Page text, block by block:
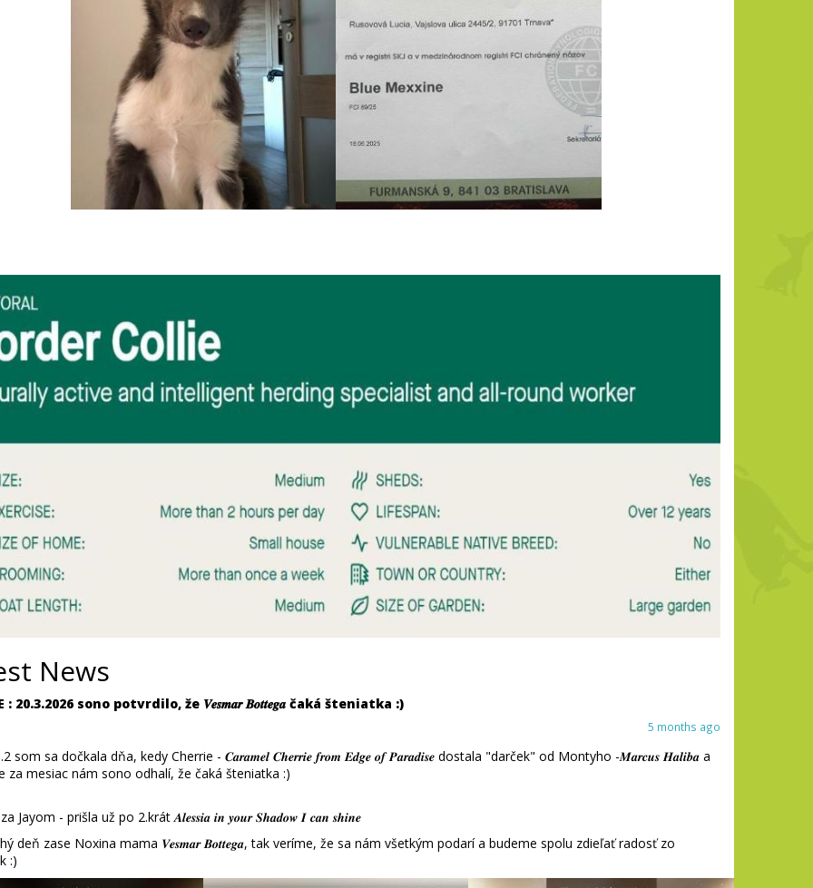
News
5 months ago
: 20.3.2026 sono potvrdilo, že 𝑽𝒆𝒔𝒎𝒂𝒓 𝑩𝒐𝒕𝒕𝒆𝒈𝒂 čaká šteniatka :)
som sa dočkala dňa, kedy Cherrie - 𝑪𝒂𝒓𝒂𝒎𝒆𝒍 𝑪𝒉𝒆𝒓𝒓𝒊𝒆 𝒇𝒓𝒐𝒎 𝑬𝒅𝒈𝒆 𝒐𝒇 𝑷𝒂𝒓𝒂𝒅𝒊𝒔𝒆 dostala "darček" od Montyho -𝑴𝒂𝒓𝒄𝒖𝒔 𝑯𝒂𝒍𝒊𝒃𝒂 a
za mesiac nám sono odhalí, že čaká šteniatka :)
Jayom - prišla už po 2.krát 𝑨𝒍𝒆𝒔𝒔𝒊𝒂 𝒊𝒏 𝒚𝒐𝒖𝒓 𝑺𝒉𝒂𝒅𝒐𝒘 𝑰 𝒄𝒂𝒏 𝒔𝒉𝒊𝒏𝒆
deň zase Noxina mama 𝑽𝒆𝒔𝒎𝒂𝒓 𝑩𝒐𝒕𝒕𝒆𝒈𝒂, tak veríme, že sa nám všetkým podarí a budeme spolu zdieľať radosť zo
:)